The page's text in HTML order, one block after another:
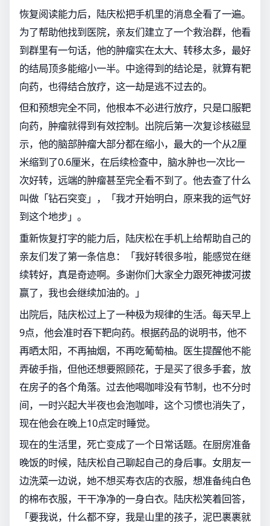
恢复阅读能力后，陆庆松把手机里的消息全看了一遍。
为了帮助他找到医院，亲友们建立了一个救治群，他看
到群里有一句话，他的肿瘤实在太大、转移太多，最好
的结局顶多能缩小一半。中途得到的结论是，就算有靶
向药，也得结合放疗，这一劫是逃不过去的。
但和预想完全不同，他根本不必进行放疗，只是口服靶
向药，肿瘤就得到有效控制。出院后第一次复诊核磁显
示，他的脑部肿瘤大部分都在缩小，最大的一个从2厘
米缩到了0.6厘米，在后续检查中，脑水肿也一次比一
次好转，远端的肿瘤甚至完全看不到了。他去查了什么
叫做「钻石突变」，「我才开始明白，原来我的运气好
到这个地步」。
重新恢复打字的能力后，陆庆松在手机上给帮助自己的
亲友们发了第一条信息：「我好转很多啦，能感觉在继
续转好，真是奇迹啊。多谢你们大家全力跟死神拔河拔
赢了，我也会继续加油的。」
出院后，陆庆松过上了一种极为规律的生活。每天早上
9点，他会准时吞下靶向药。根据药品的说明书，他不
再晒太阳，不再抽烟，不再吃葡萄柚。医生提醒他不能
弄破手指，但他还想要照顾花，于是买了很多手套，放
在房子的各个角落。过去他喝咖啡没有节制，也不分时
间，一时兴起大半夜也会泡咖啡，这个习惯也消失了，
现在他会在晚上10点定时睡觉。
现在的生活里，死亡变成了一个日常话题。在厨房准备
晚饭的时候，陆庆松自己聊起自己的身后事。女朋友一
边洗菜一边说，她不想买寿衣店的衣服，想准备纯白色
的棉布衣服，干干净净的一身白衣。陆庆松笑着回答，
「要我说，什么都不穿，我是山里的孩子，泥巴裹裹就